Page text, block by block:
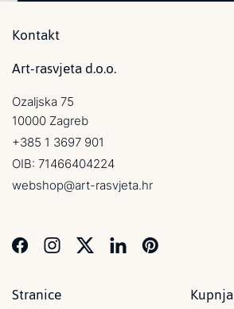
Kontakt
Art-rasvjeta d.o.o.
Ozaljska 75
10000 Zagreb
+385 1 3697 901
OIB: 71466404224
webshop@art-rasvjeta.hr
Stranice Kupnja